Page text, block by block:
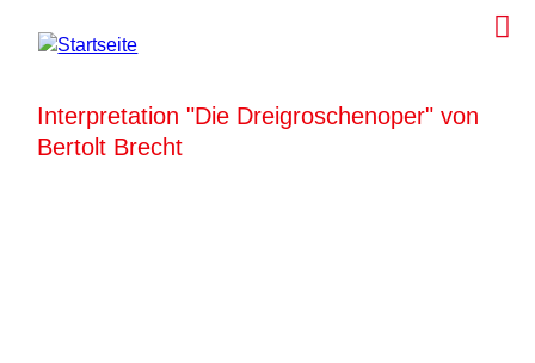
Interpretation "Die Dreigroschenoper" von
Bertolt Brecht